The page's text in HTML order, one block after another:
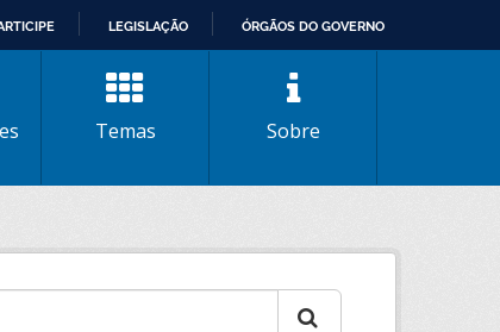
LEGISLAÇÃO ÓRGÃOS DO GOVERNO
Temas Sobre